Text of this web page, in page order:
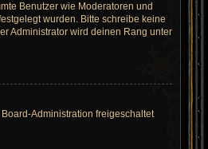
Benutzer wie Moderatoren und
wurden. Bitte schreibe keine
Administrator wird deinen Rang unter
Administration freigeschaltet